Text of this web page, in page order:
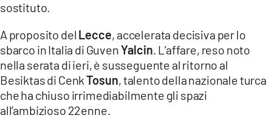
App
ANDROID
APPLE
sostituto.
A proposito del Lecce, accelerata decisiva per lo
sbarco in Italia di GuvenYalcin . L’affare, reso noto
nella serata di ieri, è susseguente al ritorno al
Besiktas di CenkTosun, talento della nazionale turca
che ha chiuso irrimediabilmente gli spazi
all’ambizioso 22enne.